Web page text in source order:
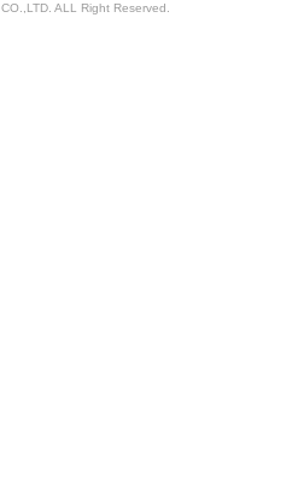
ALL Right Reserved.